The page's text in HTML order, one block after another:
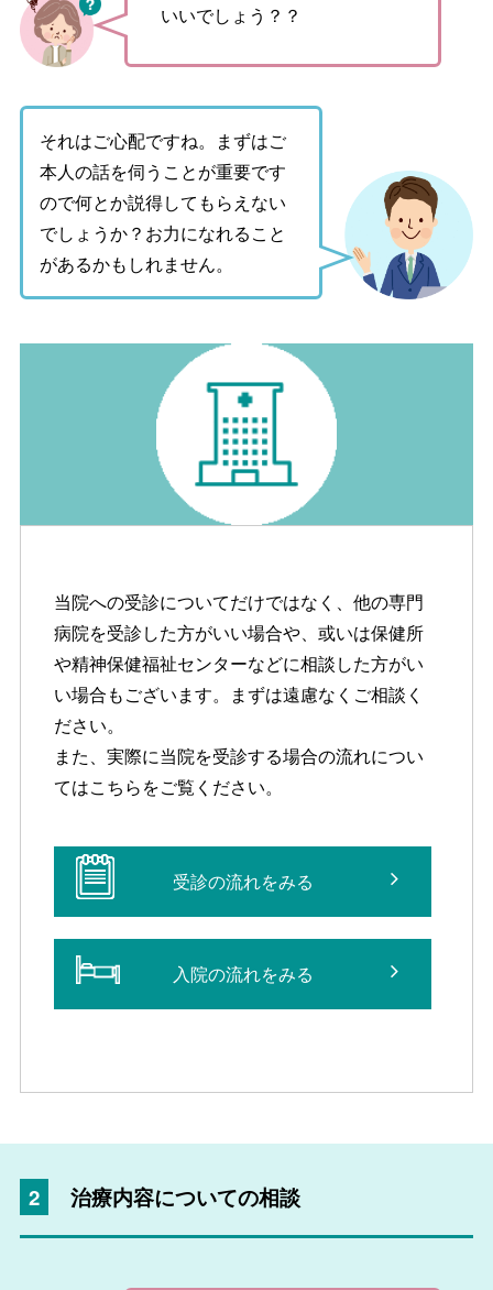
いいでしょう？？
それはご心配ですね。まずはご
本人の話を伺うことが重要です
ので何とか説得してもらえない
でしょうか？お力になれること
があるかもしれません。
当院への受診についてだけではなく、他の専門
病院を受診した方がいい場合や、或いは保健所
や精神保健福祉センターなどに相談した方がい
い場合もございます。まずは遠慮なくご相談く
ださい。
また、実際に当院を受診する場合の流れについ
てはこちらをご覧ください。
受診の流れをみる
入院の流れをみる
2 治療内容についての相談